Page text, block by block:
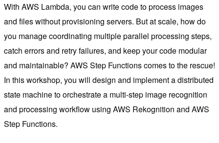
With AWS Lambda, you can write code to process images
and files without provisioning servers. But at scale, how do
you manage coordinating multiple parallel processing steps,
catch errors and retry failures, and keep your code modular
and maintainable? AWS Step Functions comes to the rescue!
In this workshop, you will design and implement a distributed
state machine to orchestrate a multi-step image recognition
and processing workflow using AWS Rekognition and AWS
Step Functions.